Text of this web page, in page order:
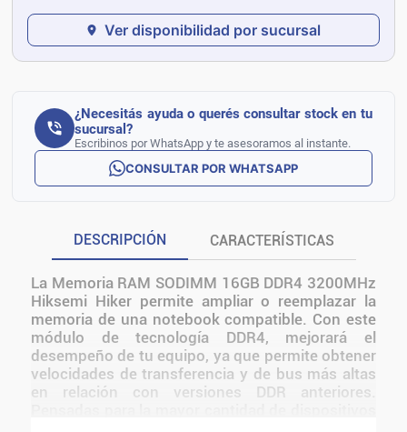
Ver disponibilidad por sucursal
¿Necesitás ayuda o querés consultar stock en tu
sucursal?
Escribinos por WhatsApp y te asesoramos al instante.
CONSULTAR POR WHATSAPP
DESCRIPCIÓN CARACTERÍSTICAS
La Memoria RAM SODIMM 16GB DDR4 3200MHz
Hiksemi Hiker permite ampliar o reemplazar la
memoria de una notebook compatible. Con este
módulo de tecnología DDR4, mejorará el
desempeño de tu equipo, ya que permite obtener
velocidades de transferencia y de bus más altas
en relación con versiones DDR anteriores.